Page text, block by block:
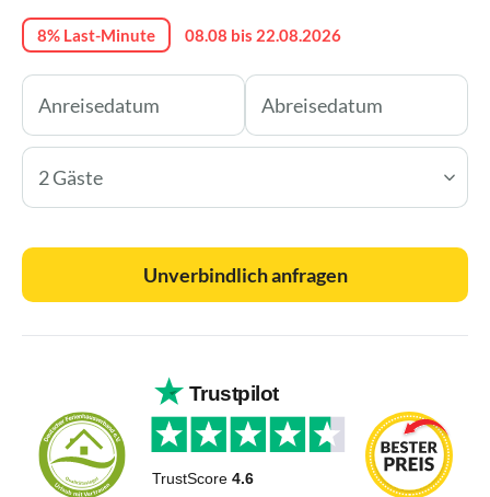
8% Last-Minute 08.08 bis 22.08.2026
2 Gäste
Unverbindlich anfragen